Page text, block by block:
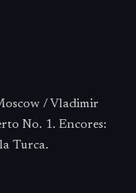
/ Vladimir
No. 1. Encores:
Turca.